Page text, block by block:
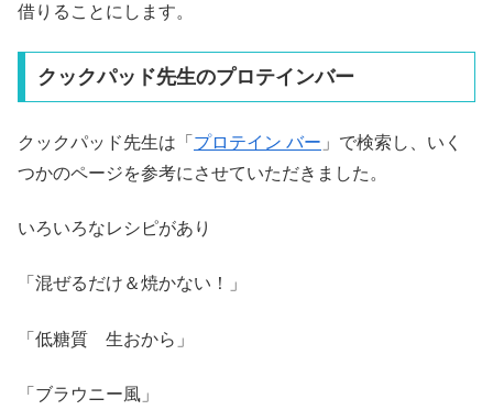
借りることにします。
クックパッド先生のプロテインバー
クックパッド先生は「 プロテイン バー 」で検索し、いく
つかのページを参考にさせていただきました。
いろいろなレシピがあり
「混ぜるだけ＆焼かない！」
「低糖質 生おから」
「ブラウニー風」